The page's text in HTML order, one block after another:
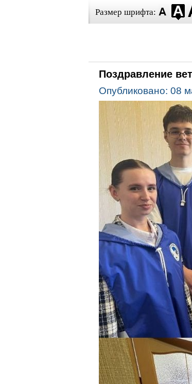
Размер шрифта:
Поздравление
Опубликовано: 08